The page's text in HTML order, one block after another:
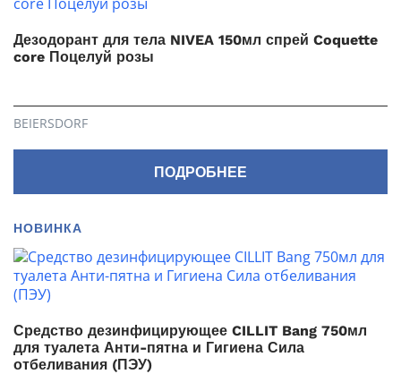
Дезодорант для тела NIVEA 150мл спрей Coquette
core Поцелуй розы
BEIERSDORF
ПОДРОБНЕЕ
НОВИНКА
Средство дезинфицирующее CILLIT Bang 750мл
для туалета Анти-пятна и Гигиена Сила
отбеливания (ПЭУ)